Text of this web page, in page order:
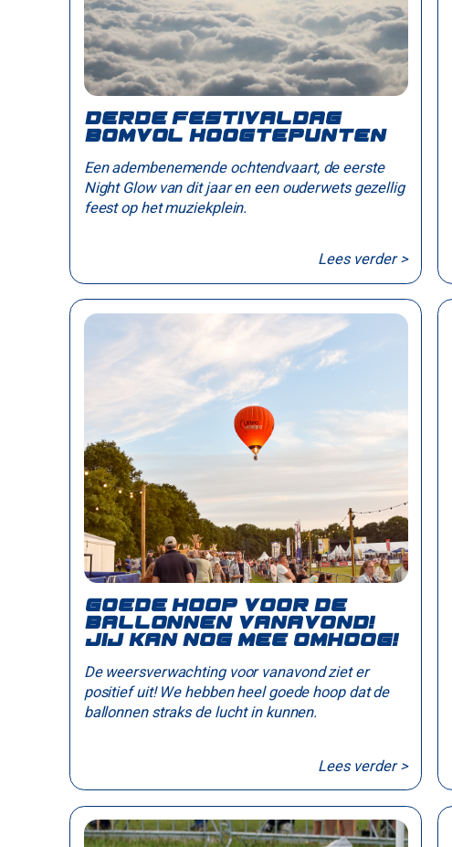
Derde festivaldag
bomvol hoogtepunten
Een adembenemende ochtendvaart, de eerste
Night Glow van dit jaar en een ouderwets gezellig
feest op het muziekplein.
Lees verder >
Goede hoop voor de
ballonnen vanavond!
Jij kan nog mee omhoog!
De weersverwachting voor vanavond ziet er
positief uit! We hebben heel goede hoop dat de
ballonnen straks de lucht in kunnen.
Lees verder >